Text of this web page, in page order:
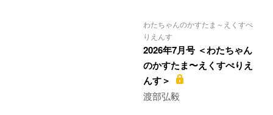
わたちゃんのかすたま～えくすぺ
りえんす
2026年7月号 ＜わたちゃん
のかすたま〜えくすぺりえ
んす＞
渡部弘毅